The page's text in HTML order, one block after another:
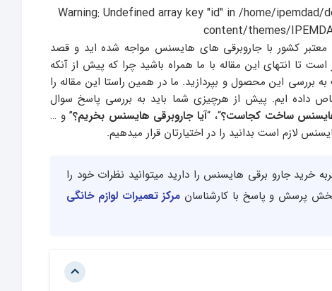
Warning: Undefined array key "id" in /home/ipemdad/
content/themes/
معتبر کشور با جاروبرقی های هایسنس مواجه شده اید و قصد
تا انتهای این مقاله با ما همراه باشید چرا که پیش از آنکه
بررسی این محصول و بپردازید. ما در همین راستا این مقاله را
داده ایم. پیش از هرچیزی شما باید به بررسی پاسخ سوال
هایسنس ساخت کجاست؟“، “آیا جاروبرقی هایسنس بخریم؟” و …
لازم است بدانید را در اختیارتان قرار میدهیم.
خرید جارو برقی هایسنس را دارید میتوانید نظرات خود را
پرسش و پاسخ با کارشناسان مرکز تعمیرات لوازم خانگی